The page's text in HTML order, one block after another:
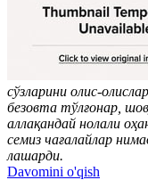
сўзларини олис-
безовта тўлғонар,
аллақандай нолали
семиз чағалайлар
лашарди.
Davomini o'qish